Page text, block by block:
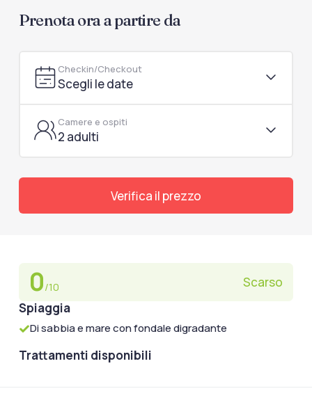
Prenota ora a partire da
Checkin/Checkout
Scegli le date
Camere e ospiti
2 adulti
Verifica il prezzo
0/10
Scarso
Spiaggia
Di sabbia e mare con fondale digradante
Trattamenti disponibili